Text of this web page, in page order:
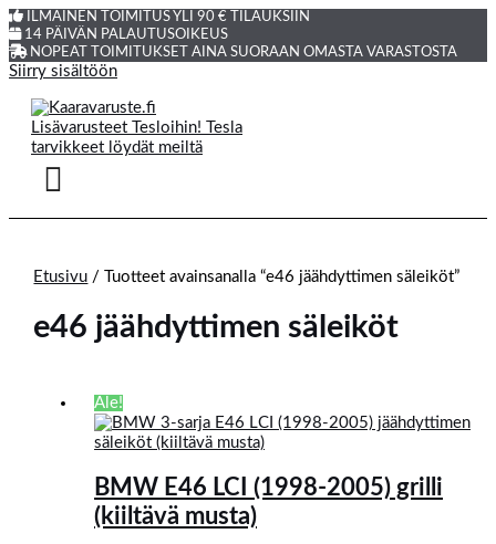
ILMAINEN TOIMITUS YLI 90 € TILAUKSIIN
14 PÄIVÄN PALAUTUSOIKEUS
NOPEAT TOIMITUKSET AINA SUORAAN OMASTA VARASTOSTA
Siirry sisältöön
Etusivu / Tuotteet avainsanalla “e46 jäähdyttimen säleiköt”
e46 jäähdyttimen säleiköt
Ale!
BMW E46 LCI (1998-2005) grilli
(kiiltävä musta)